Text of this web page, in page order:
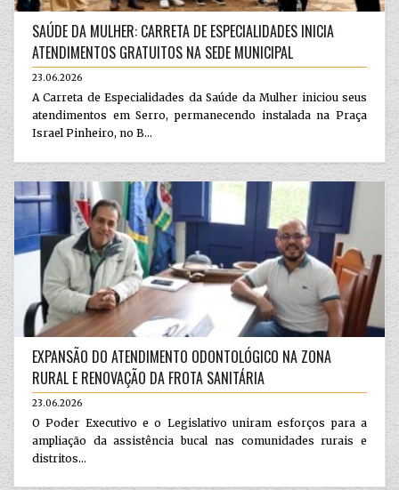
SAÚDE DA MULHER: CARRETA DE ESPECIALIDADES INICIA
ATENDIMENTOS GRATUITOS NA SEDE MUNICIPAL
23.06.2026
A Carreta de Especialidades da Saúde da Mulher iniciou seus
atendimentos em Serro, permanecendo instalada na Praça
Israel Pinheiro, no B...
EXPANSÃO DO ATENDIMENTO ODONTOLÓGICO NA ZONA
RURAL E RENOVAÇÃO DA FROTA SANITÁRIA
23.06.2026
O Poder Executivo e o Legislativo uniram esforços para a
ampliação da assistência bucal nas comunidades rurais e
distritos...